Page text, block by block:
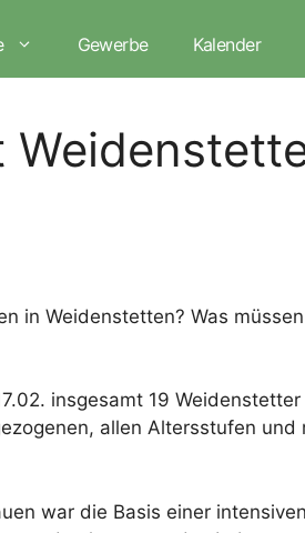
Gewerbe Kalender
in Weidenstetten? Was
insgesamt 19
allen Altersstufen
war die Basis einer